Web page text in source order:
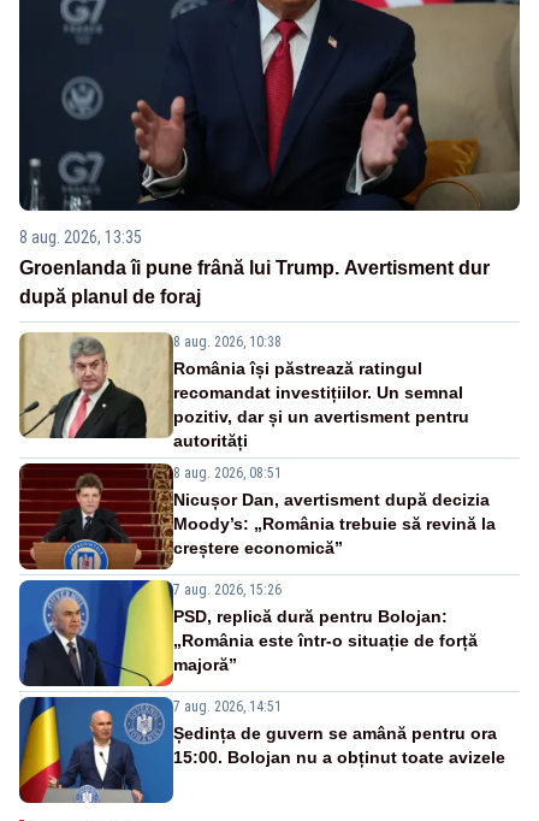
8 aug. 2026, 13:35
Groenlanda îi pune frână lui Trump. Avertisment dur
după planul de foraj
8 aug. 2026, 10:38
România își păstrează ratingul
recomandat investițiilor. Un semnal
pozitiv, dar și un avertisment pentru
autorități
8 aug. 2026, 08:51
Nicușor Dan, avertisment după decizia
Moody’s: „România trebuie să revină la
creștere economică”
7 aug. 2026, 15:26
PSD, replică dură pentru Bolojan:
„România este într-o situație de forță
majoră”
7 aug. 2026, 14:51
Ședința de guvern se amână pentru ora
15:00. Bolojan nu a obținut toate avizele